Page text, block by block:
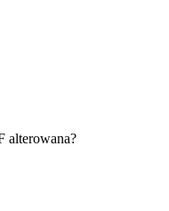
alterowana?